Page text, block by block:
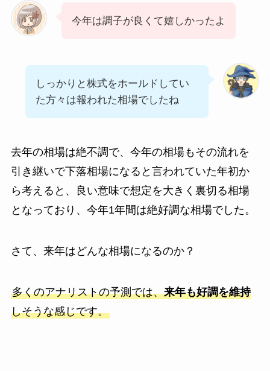
今年は調子が良くて嬉しかったよ
しっかりと株式をホールドしてい
た方々は報われた相場でしたね
去年の相場は絶不調で、今年の相場もその流れを
引き継いで下落相場になると言われていた年初か
ら考えると、良い意味で想定を大きく裏切る相場
となっており、今年1年間は絶好調な相場でした。
さて、来年はどんな相場になるのか？
多くのアナリストの予測では、来年も好調を維持
しそうな感じです。